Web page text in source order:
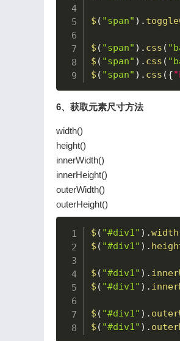
$ ( "span" ) .
$ ( "span" ) . css (
$ ( "span" ) . css (
$ ( "span" ) . css ({
6、获取元素尺寸方法
width()
height()
innerWidth()
innerHeight()
outerWidth()
outerHeight()
$ ( "#div1" ) .width
$ ( "#div1" ) .
$ ( "#div1" ) .
$ ( "#div1" ) .
$ ( "#div1" ) .
$ ( "#div1" ) .